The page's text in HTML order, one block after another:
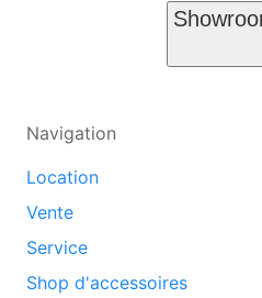
Navigation
Location
Vente
Service
Shop d'accessoires